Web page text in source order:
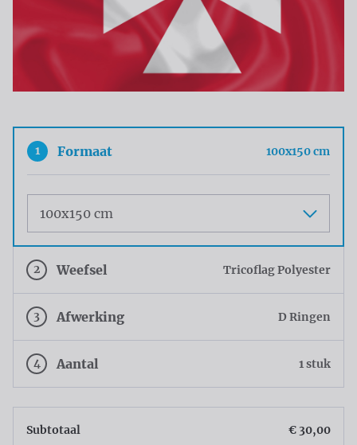
1 Formaat 100x150 cm
2 Weefsel Tricoflag Polyester
3 Afwerking D Ringen
4 Aantal 1 stuk
Subtotaal
€ 30,00